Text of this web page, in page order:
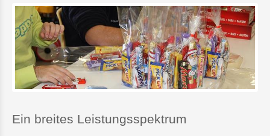
Textilreinigung
Auftragsfertigung
Ein breites Leistungsspektrum